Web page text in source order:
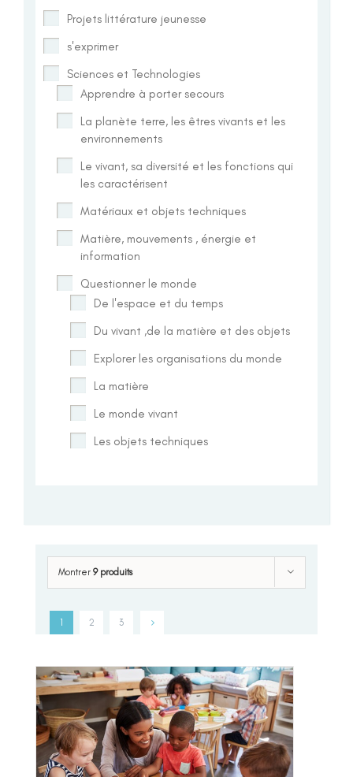
Montrer 9 produits
1 2 3
Projets littérature jeunesse
s'exprimer
Sciences et Technologies
Apprendre à porter secours
La planète terre, les êtres vivants et les
environnements
Le vivant, sa diversité et les fonctions qui
les caractérisent
Matériaux et objets techniques
Matière, mouvements , énergie et
information
Questionner le monde
De l'espace et du temps
Du vivant ,de la matière et des objets
Explorer les organisations du monde
La matière
Le monde vivant
Les objets techniques